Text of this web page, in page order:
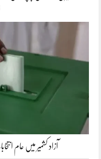
آزاد کشمیر میں عام